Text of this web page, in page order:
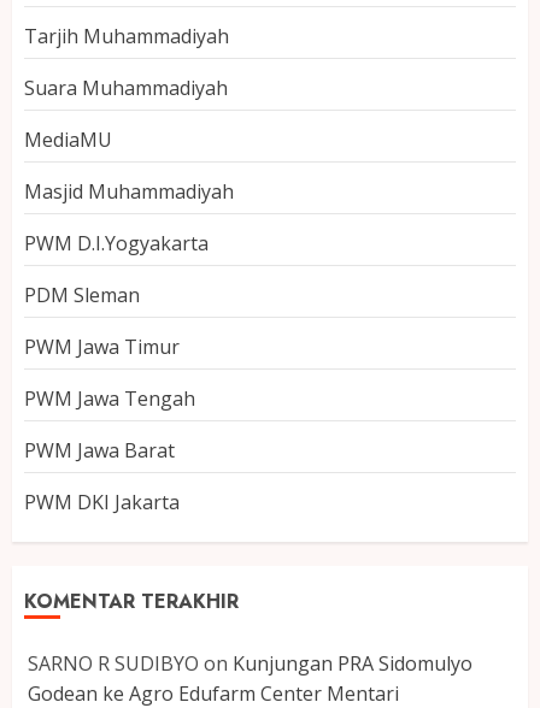
Tarjih Muhammadiyah
Suara Muhammadiyah
MediaMU
Masjid Muhammadiyah
PWM D.I.Yogyakarta
PDM Sleman
PWM Jawa Timur
PWM Jawa Tengah
PWM Jawa Barat
PWM DKI Jakarta
KOMENTAR TERAKHIR
SARNO R SUDIBYO on Kunjungan PRA Sidomulyo
Godean ke Agro Edufarm Center Mentari